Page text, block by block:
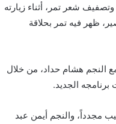
شعر تمر، أثناء زيارته
ظهر فيه تمر بحلاقة
النجم هشام حداد، من خلال
الجديد.
مجدداً، والنجم أيمن عبد